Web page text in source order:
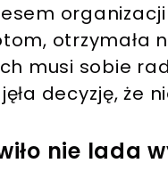
otrzymała
musi sobie
decyzję, że
nie lada